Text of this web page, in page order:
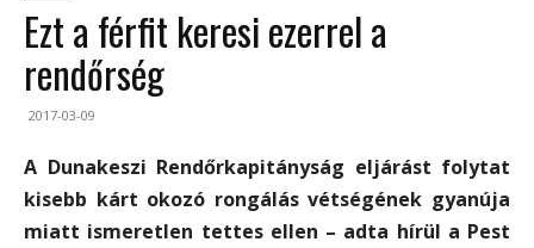
Ezt a férfit keresi ezerrel a
rendőrség
2017-03-09
A Dunakeszi Rendőrkapitányság eljárást folytat
kisebb kárt okozó rongálás vétségének gyanúja
miatt ismeretlen tettes ellen – adta hírül a Pest